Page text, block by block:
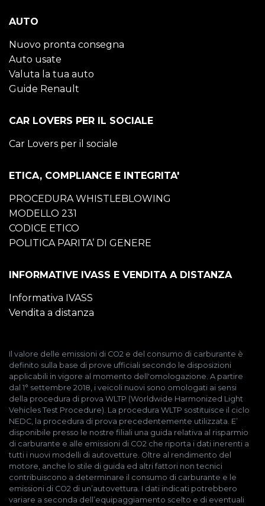
AUTO
Nuovo pronta consegna
Auto usate
Valuta la tua auto
Guide Renault
CAR LOVERS PER IL SOCIALE
Car Lovers per il sociale
ETICA, COMPLIANCE E INTEGRITA'
PROCEDURA WHISTLEBLOWING
MODELLO 231
CODICE ETICO
POLITICA PARITA’ DI GENERE
INFORMATIVE IVASS E VENDITA A DISTANZA
Informativa IVASS
Vendita a distanza
Il valore delle emissioni di CO2 e del consumo di carburante è
definito sulla base di prove ufficiali secondo le disposizioni
applicabili in vigore al momento dell'omologazione. A partire
dal 1° settembre 2018, i veicoli nuovi sono omologati ai sensi
della procedura di prova WLTP (Worldwide Harmonized Light
Vehicles Test Procedure). La procedura WLTP sostituisce il ciclo
NEDC, la procedura di prova precedentemente utilizzata. E’
disponibile presso le nostre filiali una guida relativa al risparmio
di carburante e alle emissioni di CO2 che riporta i dati inerenti a
tutti i nuovi modelli di autovetture. Oltre al rendimento del
motore, anche lo stile di guida ed altri fattori non tecnici
contribuiscono a determinare il consumo di carburante e le
emissioni di CO2 di un’autovettura. I dati indicati potrebbero
variare a seconda dell’equipaggiamento scelto e di eventuali